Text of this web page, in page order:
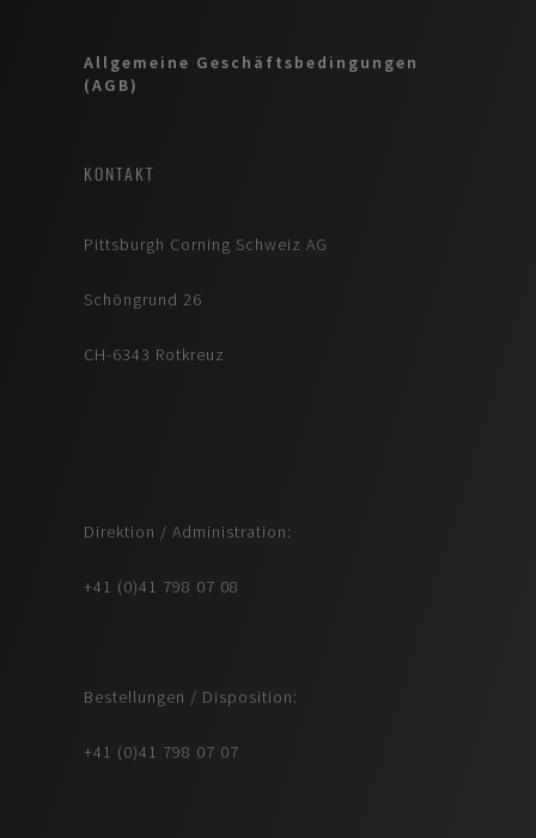
Allgemeine Geschäftsbedingungen
(AGB)
KONTAKT
Pittsburgh Corning Schweiz AG
Schöngrund 26
CH-6343 Rotkreuz
Direktion / Administration:
+41 (0)41 798 07 08
Bestellungen / Disposition:
+41 (0)41 798 07 07